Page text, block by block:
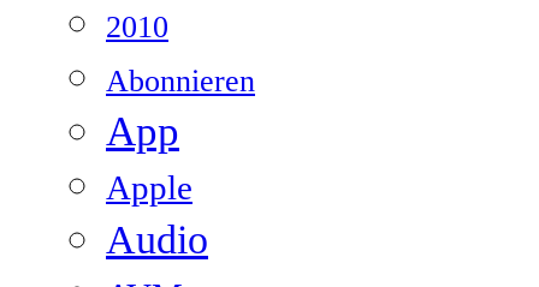
2010
Abonnieren
App
Apple
Audio